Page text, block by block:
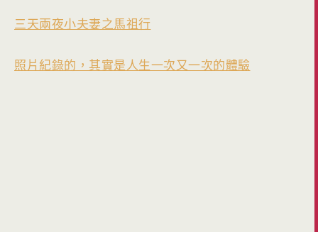
三天兩夜小夫妻之馬祖行
照片紀錄的，其實是人生一次又一次的體驗